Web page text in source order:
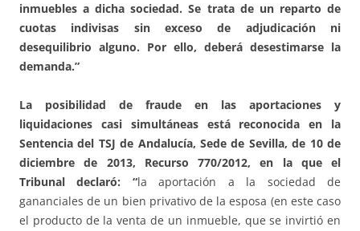
inmuebles a dicha sociedad. Se trata de un reparto de
cuotas indivisas sin exceso de adjudicación ni
desequilibrio alguno. Por ello, deberá desestimarse la
demanda.”
La posibilidad de fraude en las aportaciones y
liquidaciones casi simultáneas está reconocida en la
Sentencia del TSJ de Andalucía, Sede de Sevilla, de 10 de
diciembre de 2013, Recurso 770/2012, en la que el
Tribunal declaró: “la aportación a la sociedad de
gananciales de un bien privativo de la esposa (en este caso
el producto de la venta de un inmueble, que se invirtió en